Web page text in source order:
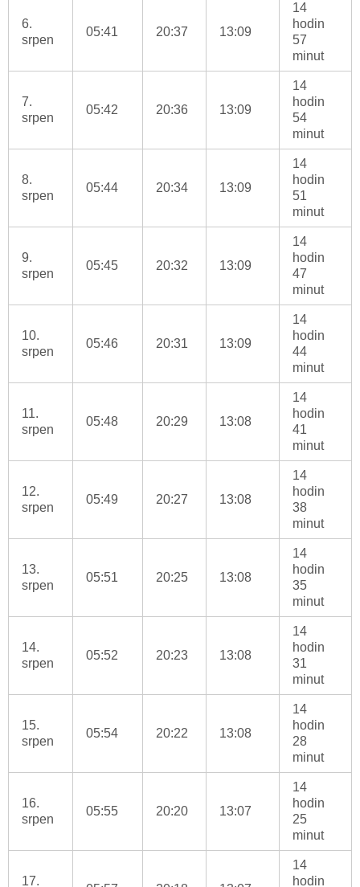
6.
srpen
05:41 20:37 13:09
14
hodin
57
minut
7.
srpen
05:42 20:36 13:09
14
hodin
54
minut
8.
srpen
05:44 20:34 13:09
14
hodin
51
minut
9.
srpen
05:45 20:32 13:09
14
hodin
47
minut
10.
srpen
05:46 20:31 13:09
14
hodin
44
minut
11.
srpen
05:48 20:29 13:08
14
hodin
41
minut
12.
srpen
05:49 20:27 13:08
14
hodin
38
minut
13.
srpen
05:51 20:25 13:08
14
hodin
35
minut
14.
srpen
05:52 20:23 13:08
14
hodin
31
minut
15.
srpen
05:54 20:22 13:08
14
hodin
28
minut
16.
srpen
05:55 20:20 13:07
14
hodin
25
minut
17.
14
hodin